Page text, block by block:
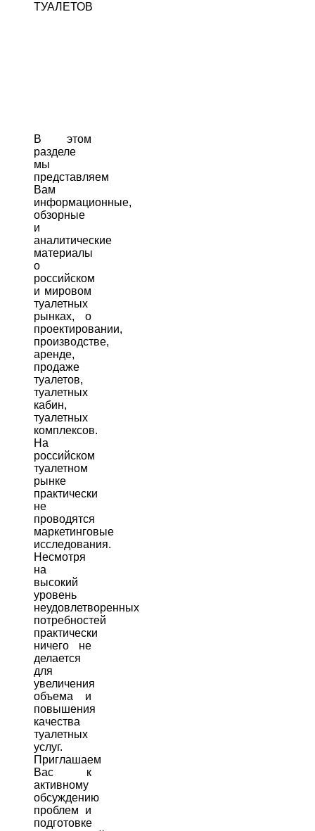
ТУАЛЕТОВ
В этом
разделе
мы
представляем
Вам
информационные,
обзорные
и
аналитические
материалы
о
российском
и мировом
туалетных
рынках, о
проектировании,
производстве,
аренде,
продаже
туалетов,
туалетных
кабин,
туалетных
комплексов.
На
российском
туалетном
рынке
практически
не
проводятся
маркетинговые
исследования.
Несмотря
на
высокий
уровень
неудовлетворенных
потребностей
практически
ничего не
делается
для
увеличения
объема и
повышения
качества
туалетных
услуг.
Приглашаем
Вас к
активному
обсуждению
проблем и
подготовке